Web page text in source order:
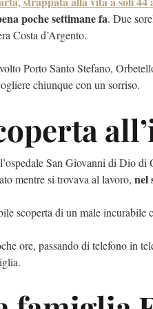
poche settimane fa. Due
Costa d’Argento.
Porto Santo Stefano,
chiunque con un sorriso.
San Giovanni di Dio
mentre si trovava al lavoro, nel
scoperta di un male
ore, passando di telefono in